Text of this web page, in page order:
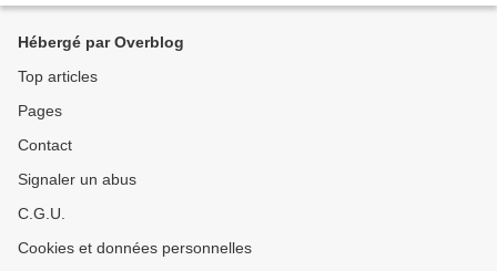
Hébergé par Overblog
Top articles
Pages
Contact
Signaler un abus
C.G.U.
Cookies et données personnelles